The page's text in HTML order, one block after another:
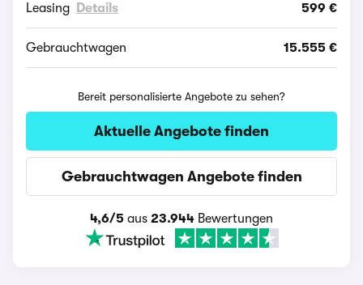
Leasing Details 599 €
Gebrauchtwagen 15.555 €
Bereit personalisierte Angebote zu sehen?
Aktuelle Angebote finden
Gebrauchtwagen Angebote finden
4,6/5 aus 23.944 Bewertungen